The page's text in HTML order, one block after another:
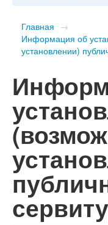
Главная →
Информация об
установлении)